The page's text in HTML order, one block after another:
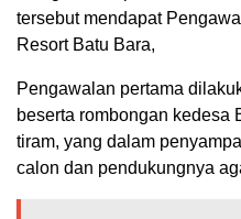
tersebut mendapat
Resort Batu Bara,
Pengawalan pertama
beserta rombongan kedesa
tiram, yang dalam
calon dan pendukungnya